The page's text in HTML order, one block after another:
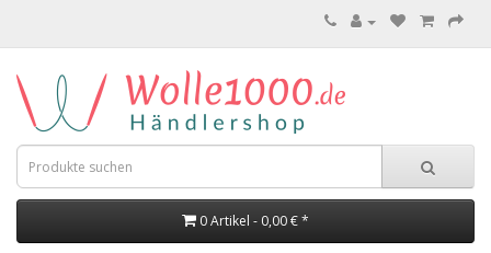
0 Artikel - 0,00 € *